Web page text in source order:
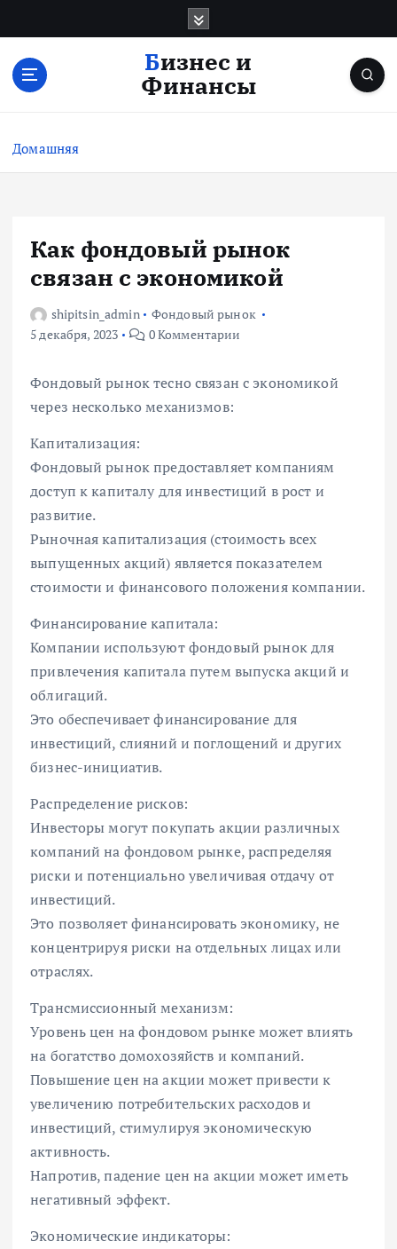
с
Бизнес и
Финансы
Домашняя
Как фондовый рынок
связан с экономикой
shipitsin_admin
Фондовый рынок
5 декабря, 2023
0 Комментарии
Фондовый рынок тесно связан с экономикой
через несколько механизмов:
Капитализация:
Фондовый рынок предоставляет компаниям
доступ к капиталу для инвестиций в рост и
развитие.
Рыночная капитализация (стоимость всех
выпущенных акций) является показателем
стоимости и финансового положения компании.
Финансирование капитала:
Компании используют фондовый рынок для
привлечения капитала путем выпуска акций и
облигаций.
Это обеспечивает финансирование для
инвестиций, слияний и поглощений и других
бизнес-инициатив.
Распределение рисков:
Инвесторы могут покупать акции различных
компаний на фондовом рынке, распределяя
риски и потенциально увеличивая отдачу от
инвестиций.
Это позволяет финансировать экономику, не
концентрируя риски на отдельных лицах или
отраслях.
Трансмиссионный механизм:
Уровень цен на фондовом рынке может влиять
на богатство домохозяйств и компаний.
Повышение цен на акции может привести к
увеличению потребительских расходов и
инвестиций, стимулируя экономическую
активность.
Напротив, падение цен на акции может иметь
негативный эффект.
Экономические индикаторы: